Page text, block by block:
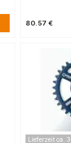
80.57 €
Lieferzeit ca.